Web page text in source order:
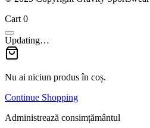
Cart 0
Updating…
Nu ai niciun produs în coș.
Continue Shopping
Administrează consimțământul